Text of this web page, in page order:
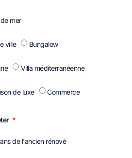
mer
ville Bungalow
Villa méditerranéenne
de luxe Commerce
de l'ancien rénové